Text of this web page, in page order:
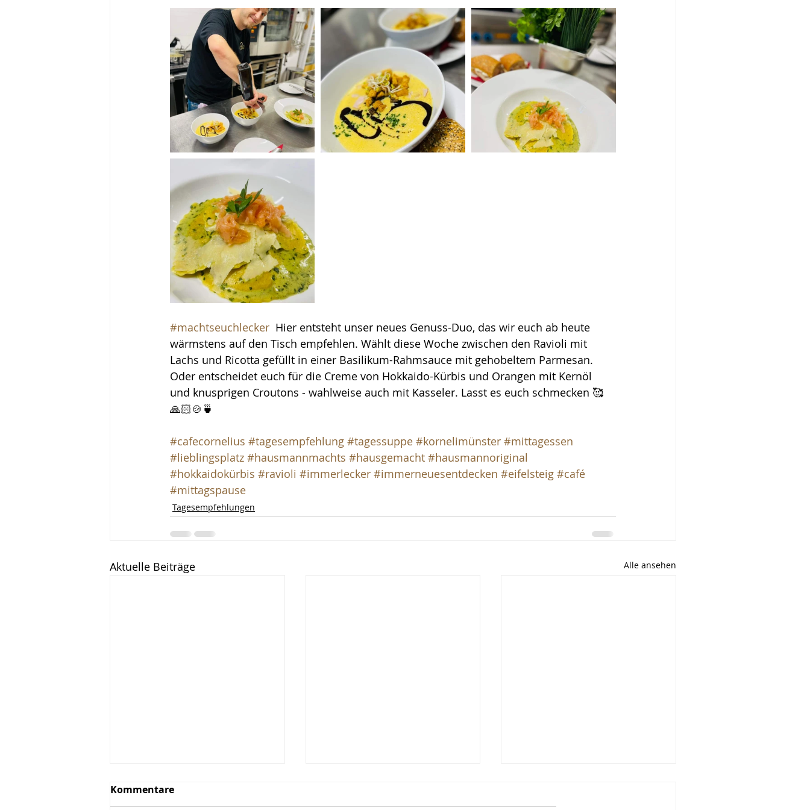
#machtseuchlecker
  Hier entsteht unser neues Genuss-Duo, das wir euch ab heute
wärmstens auf den Tisch empfehlen. Wählt diese Woche zwischen den Ravioli mit
Lachs und Ricotta gefüllt in einer Basilikum-Rahmsauce mit gehobeltem Parmesan.
Oder entscheidet euch für die Creme von Hokkaido-Kürbis und Orangen mit Kernöl
und knusprigen Croutons - wahlweise auch mit Kasseler. Lasst es euch schmecken 🥰
🙏🏻🍲🍵
#cafecornelius #tagesempfehlung #tagessuppe #kornelimünster #mittagessen
#lieblingsplatz #hausmannmachts #hausgemacht #hausmannoriginal
#hokkaidokürbis #ravioli #immerlecker #immerneuesentdecken #eifelsteig #café
#mittagspause
Tagesempfehlungen
Aktuelle Beiträge Alle ansehen
Kommentare